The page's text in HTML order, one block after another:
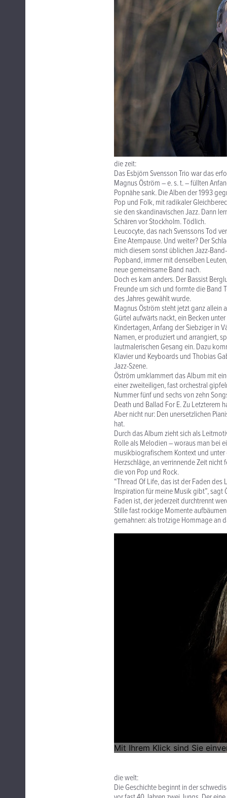
die zeit:
Das Esbjörn Svensson Trio war das
Magnus Öström – e. s. t. – füllten
Popnähe sank. Die Alben der 1993
Pop und Folk, mit radikaler
sie den skandinavischen Jazz. Dann
Schären vor Stockholm. Tödlich.
Leucocyte, das nach Svenssons Tod
Eine Atempause. Und weiter? Der
mich diesem sonst üblichen Jazz-
Popband, immer mit denselben
neue gemeinsame Band nach.
Doch es kam anders. Der Bassist
Freunde um sich und formte die Band
des Jahres gewählt wurde.
Magnus Öström steht jetzt ganz allein
Gürtel aufwärts nackt, ein Becken
Kindertagen, Anfang der Siebziger in
Namen, er produziert und arrangiert,
lautmalerischen Gesang ein. Dazu
Klavier und Keyboards und Thobias
Jazz-Szene.
Öström umklammert das Album mit
einer zweiteiligen, fast orchestral
Nummer fünf und sechs von zehn
Death und Ballad For E. Zu Letzterem
Aber nicht nur: Den unersetzlichen
hat.
Durch das Album zieht sich als
Rolle als Melodien – woraus man bei
musikbiografischem Kontext und
Herzschläge, an verrinnende Zeit
die von Pop und Rock.
“Thread Of Life, das ist der Faden
Inspiration für meine Musik gibt”, sagt
Faden ist, der jederzeit durchtrennt
Stille fast rockige Momente
gemahnen: als trotzige Hommage an
die welt:
Die Geschichte beginnt in der